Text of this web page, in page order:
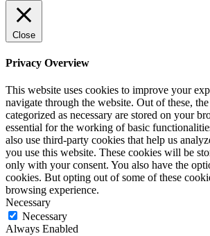
Close
Privacy Overview
This website uses cookies to improve your
navigate through the website. Out of these,
categorized as necessary are stored on your
essential for the working of basic
also use third-party cookies that help us
you use this website. These cookies will be
only with your consent. You also have the
cookies. But opting out of some of these
browsing experience.
Necessary
Necessary
Always Enabled